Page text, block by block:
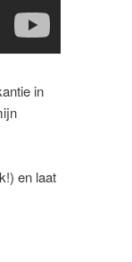
in
en laat